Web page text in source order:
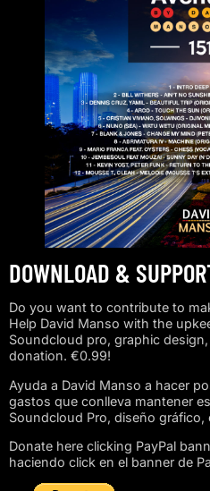
DOWNLOAD &
Do you want to contribute to
Help David Manso with the
Soundcloud pro, graphic
donation. €0.99!
Ayuda a David Manso a hacer
gastos que conlleva mantener
Soundcloud Pro, diseño
Donate here clicking PayPal
haciendo click en el banner de